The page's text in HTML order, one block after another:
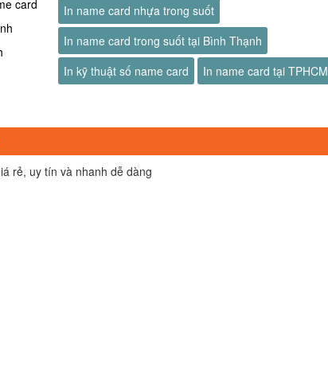
card
In name card nhựa trong suốt
In name card trong suốt tại Bình Thạnh
In kỹ thuật số name card
In name card tại TPHCM
rẻ, uy tín và nhanh dễ dàng